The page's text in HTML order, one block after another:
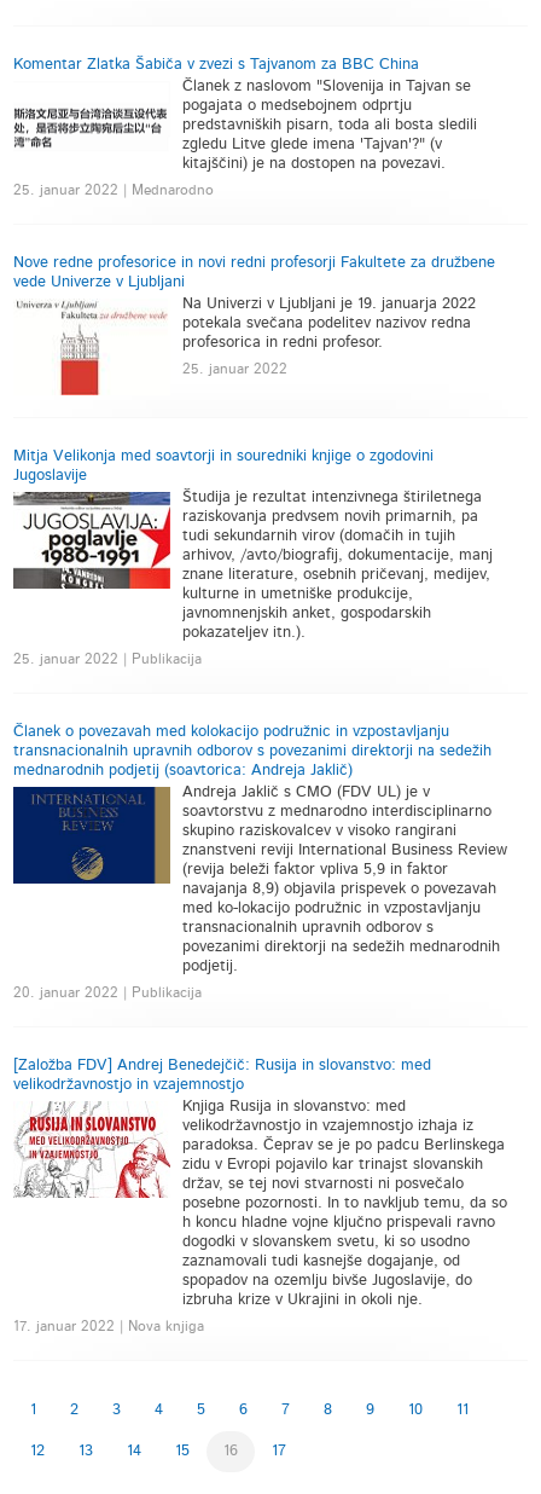
Komentar Zlatka Šabiča v zvezi s Tajvanom za BBC China
Članek z naslovom "Slovenija in Tajvan se
pogajata o medsebojnem odprtju
predstavniških pisarn, toda ali bosta sledili
zgledu Litve glede imena 'Tajvan'?" (v
kitajščini) je na dostopen na povezavi.
25. januar 2022 | Mednarodno
Nove redne profesorice in novi redni profesorji Fakultete za družbene
vede Univerze v Ljubljani
Na Univerzi v Ljubljani je 19. januarja 2022
potekala svečana podelitev nazivov redna
profesorica in redni profesor.
25. januar 2022
Mitja Velikonja med soavtorji in souredniki knjige o zgodovini
Jugoslavije
Študija je rezultat intenzivnega štiriletnega
raziskovanja predvsem novih primarnih, pa
tudi sekundarnih virov (domačih in tujih
arhivov, /avto/biografij, dokumentacije, manj
znane literature, osebnih pričevanj, medijev,
kulturne in umetniške produkcije,
javnomnenjskih anket, gospodarskih
pokazateljev itn.).
25. januar 2022 | Publikacija
Članek o povezavah med kolokacijo podružnic in vzpostavljanju
transnacionalnih upravnih odborov s povezanimi direktorji na sedežih
mednarodnih podjetij (soavtorica: Andreja Jaklič)
Andreja Jaklič s CMO (FDV UL) je v
soavtorstvu z mednarodno interdisciplinarno
skupino raziskovalcev v visoko rangirani
znanstveni reviji International Business Review
(revija beleži faktor vpliva 5,9 in faktor
navajanja 8,9) objavila prispevek o povezavah
med ko-lokacijo podružnic in vzpostavljanju
transnacionalnih upravnih odborov s
povezanimi direktorji na sedežih mednarodnih
podjetij.
20. januar 2022 | Publikacija
[Založba FDV] Andrej Benedejčič: Rusija in slovanstvo: med
velikodržavnostjo in vzajemnostjo
Knjiga Rusija in slovanstvo: med
velikodržavnostjo in vzajemnostjo izhaja iz
paradoksa. Čeprav se je po padcu Berlinskega
zidu v Evropi pojavilo kar trinajst slovanskih
držav, se tej novi stvarnosti ni posvečalo
posebne pozornosti. In to navkljub temu, da so
h koncu hladne vojne ključno prispevali ravno
dogodki v slovanskem svetu, ki so usodno
zaznamovali tudi kasnejše dogajanje, od
spopadov na ozemlju bivše Jugoslavije, do
izbruha krize v Ukrajini in okoli nje.
17. januar 2022 | Nova knjiga
1 2 3 4 5 6 7 8 9 10 11
12 13 14 15 16 17